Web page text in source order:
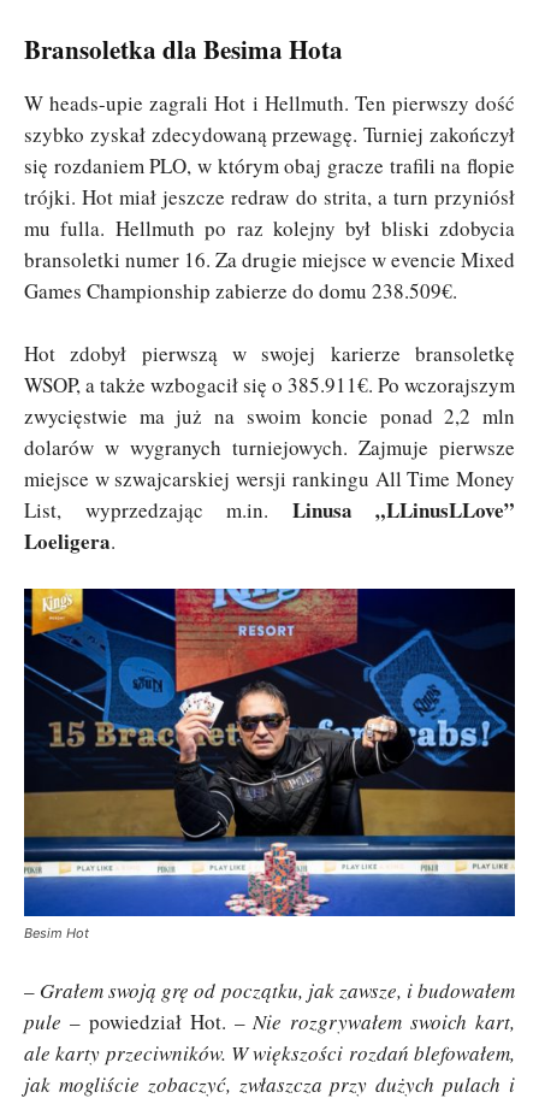
Bransoletka dla Besima Hota
W heads-upie zagrali Hot i Hellmuth. Ten pierwszy dość
szybko zyskał zdecydowaną przewagę. Turniej zakończył
się rozdaniem PLO, w którym obaj gracze trafili na flopie
trójki. Hot miał jeszcze redraw do strita, a turn przyniósł
mu fulla. Hellmuth po raz kolejny był bliski zdobycia
bransoletki numer 16. Za drugie miejsce w evencie Mixed
Games Championship zabierze do domu 238.509€.
Hot zdobył pierwszą w swojej karierze bransoletkę
WSOP, a także wzbogacił się o 385.911€. Po wczorajszym
zwycięstwie ma już na swoim koncie ponad 2,2 mln
dolarów w wygranych turniejowych. Zajmuje pierwsze
miejsce w szwajcarskiej wersji rankingu All Time Money
List, wyprzedzając m.in. Linusa „LLinusLLove”
Loeligera.
Besim Hot
– Grałem swoją grę od początku, jak zawsze, i budowałem
pule – powiedział Hot. –Nie rozgrywałem swoich kart,
ale karty przeciwników. W większości rozdań blefowałem,
jak mogliście zobaczyć, zwłaszcza przy dużych pulach i